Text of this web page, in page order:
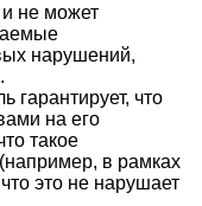
не может
нарушений,
гарантирует, что
на его
такое
в рамках
это не нарушает